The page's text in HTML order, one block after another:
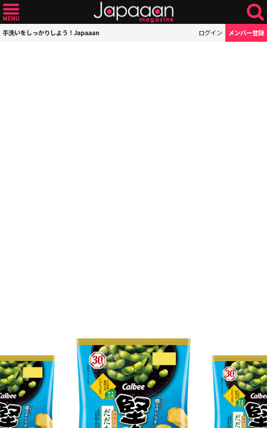
手洗いをしっかりしよう！Japaaan ログイン メンバー登録